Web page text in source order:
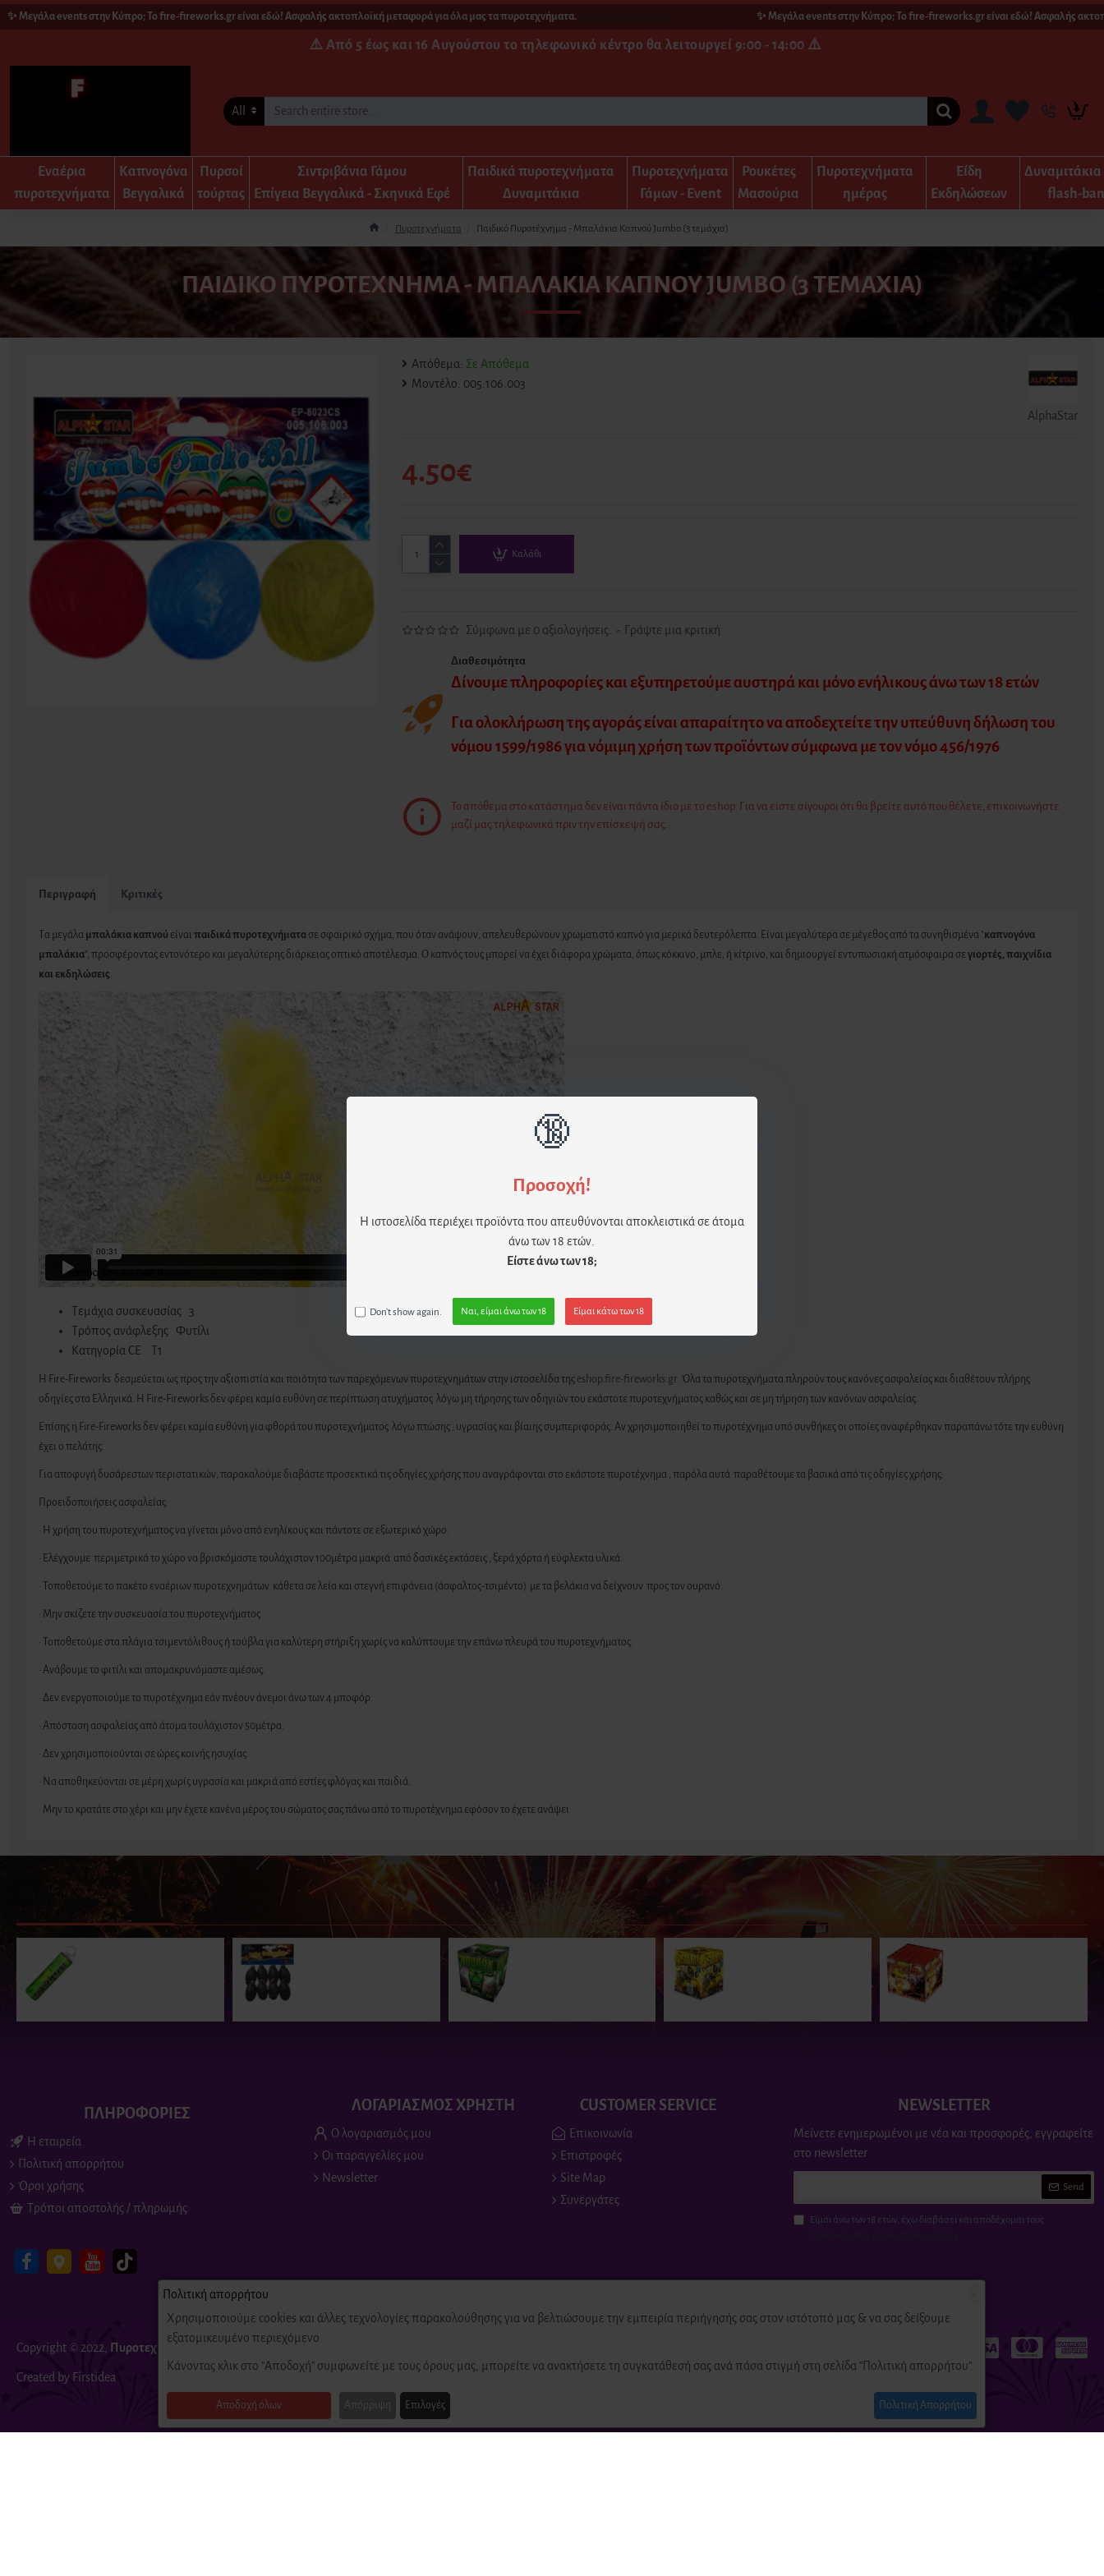
🔞
Προσοχή!
Η ιστοσελίδα περιέχει προϊόντα που απευθύνονται αποκλειστικά σε άτομα
άνω των 18 ετών.
Είστε άνω των 18;
Ναι, είμαι άνω των 18 Είμαι κάτω των 18
Don't show again.
events στην Κύπρο; Το fire-fireworks.gr είναι εδώ! Ασφαλής ακτοπλοϊκή μεταφορά για όλα μας τα πυροτεχνήματα.[ Δείτε τη διαδικασία ] ✨ Μεγάλα events στην Κύπρο; Το fire-fireworks.gr είναι εδώ! Ασφαλής
⚠️ Από 5 έως και 16 Αυγούστου το τηλεφωνικό κέντρο θα λειτουργεί 9:00 - 14:00 ⚠️
All
Εναέρια
πυροτεχνήματα
Καπνογόνα
Βεγγαλικά
Πυρσοί
τούρτας
Σιντριβάνια Γάμου
Επίγεια Βεγγαλικά - Σκηνικά Εφέ
Παιδικά πυροτεχνήματα
Δυναμιτάκια
Πυροτεχνήματα
Γάμων - Event
Ρουκέτες
Μασούρια
Πυροτεχνήματα
ημέρας
Είδη
Εκδηλώσεων
flash-
Πυροτεχνήματα Παιδικό Πυροτέχνημα - Μπαλάκια Καπνού Jumbo (3 τεμάχια)
ΠΑΙΔΙΚΌ ΠΥΡΟΤΈΧΝΗΜΑ - ΜΠΑΛΆΚΙΑ ΚΑΠΝΟΎ JUMBO (3 ΤΕΜΆΧΙΑ)
Απόθεμα: Σε Απόθεμα
Μοντέλο: 005.106.003
AlphaStar
Σύμφωνα με 0 αξιολογήσεις. - Γράψτε μια κριτική
4.50€
Καλάθι
Διαθεσιμότητα
Δίνουμε πληροφορίες και εξυπηρετούμε αυστηρά και μόνο ενήλικους άνω των 18 ετών
Για ολοκλήρωση της αγοράς είναι απαραίτητο να αποδεχτείτε την υπεύθυνη δήλωση του
νόμου 1599/1986 για νόμιμη χρήση των προϊόντων σύμφωνα με τον νόμο 456/1976
Το απόθεμα στο κατάστημα δεν είναι πάντα ίδιο με το eshop. Για να είστε σίγουροι ότι θα βρείτε αυτό που θέλετε, επικοινωνήστε
μαζί μας τηλεφωνικά πριν την επίσκεψή σας.
Περιγραφή Κριτικές
Tα μεγάλα μπαλάκια καπνού είναι παιδικά πυροτεχνήματα σε σφαιρικό σχήμα, που όταν ανάψουν, απελευθερώνουν χρωματιστό καπνό για μερικά δευτερόλεπτα. Είναι μεγαλύτερα σε μέγεθος από τα συνηθισμένα "καπνογόνα
μπαλάκια", προσφέροντας εντονότερο και μεγαλύτερης διάρκειας οπτικό αποτέλεσμα. Ο καπνός τους μπορεί να έχει διάφορα χρώματα, όπως κόκκινο, μπλε, ή κίτρινο, και δημιουργεί εντυπωσιακή ατμόσφαιρα σε γιορτές, παιχνίδια
και εκδηλώσεις.
Τεμάχια συσκευασίας 3
Τρόπος ανάφλεξης Φυτίλι
Κατηγορία CE T1
H Fire-Fireworks δεσμεύεται ως προς την αξιοπιστία και ποιότητα των παρεχόμενων πυροτεχνημάτων στην ιστοσελίδα της eshop.fire-fireworks.gr. Όλα τα πυροτεχνήματα πληρούν τους κανόνες ασφαλείας και διαθέτουν πλήρης
οδηγίες στα Ελληνικά. Η Fire-Fireworks δεν φέρει καμία ευθύνη σε περίπτωση ατυχήματος λόγω μη τήρησης των οδηγιών του εκάστοτε πυροτεχνήματος καθώς και σε μη τήρηση των κανόνων ασφαλείας.
Επίσης η Fire-Fireworks δεν φέρει καμία ευθύνη για φθορά του πυροτεχνήματος λόγω πτώσης , υγρασίας και βίαιης συμπεριφοράς. Αν χρησιμοποιηθεί το πυροτέχνημα υπό συνθήκες οι οποίες αναφέρθηκαν παραπάνω τότε την ευθύνη
έχει ο πελάτης.
Για αποφυγή δυσάρεστων περιστατικών, παρακαλούμε διαβάστε προσεκτικά τις οδηγίες χρήσης που αναγράφονται στο εκάστοτε πυροτέχνημα , παρόλα αυτά παραθέτουμε τα βασικά από τις οδηγίες χρήσης:
Προειδοποιήσεις ασφαλείας:
· Η χρήση του πυροτεχνήματος να γίνεται μόνο από ενηλίκους και πάντοτε σε εξωτερικό χώρο.
· Ελέγχουμε περιμετρικά το χώρο να βρισκόμαστε τουλάχιστον 100μέτρα μακριά από δασικές εκτάσεις , ξερά χόρτα ή εύφλεκτα υλικά.
· Τοποθετούμε το πακέτο εναέριων πυροτεχνημάτων κάθετα σε λεία και στεγνή επιφάνεια (άσφαλτος-τσιμέντο) με τα βελάκια να δείχνουν προς τον ουρανό.
· Μην σκίζετε την συσκευασία του πυροτεχνήματος
· Τοποθετούμε στα πλάγια τσιμεντόλιθους ή τούβλα για καλύτερη στήριξη χωρίς να καλύπτουμε την επάνω πλευρά του πυροτεχνήματος.
· Ανάβουμε το φιτίλι και απομακρυνόμαστε αμέσως.
· Δεν ενεργοποιούμε το πυροτέχνημα εάν πνέουν άνεμοι άνω των 4 μποφόρ.
· Απόσταση ασφαλείας από άτομα τουλάχιστον 50μέτρα.
· Δεν χρησιμοποιούνται σε ώρες κοινής ησυχίας.
· Να αποθηκεύονται σε μέρη χωρίς υγρασία και μακριά από εστίες φλόγας και παιδιά.
· Μην το κρατάτε στο χέρι και μην έχετε κανένα μέρος του σώματος σας πάνω από το πυροτέχνημα εφόσον το έχετε ανάψει
ΠΑΡΟΜΟΙΑ ΠΡΟΪΟΝΤΑ ΕΙΔΑΤΕ ΠΡΟΣΦΑΤΑ ΕΙΔΑΝ ΟΙ ΠΕΡΙΣΣΟΤΕΡΟΙ
ΠΛΗΡΟΦΟΡΙΕΣ
Η εταιρεία
Πολιτική απορρήτου
Όροι χρήσης
Τρόποι αποστολής / πληρωμής
ΛΟΓΑΡΙΑΣΜΟΣ ΧΡΗΣΤΗ
Ο λογαριασμός μου
Οι παραγγελίες μου
Newsletter
CUSTOMER SERVICE
Επικοινωνία
Επιστροφές
Site Map
Συνεργάτες
NEWSLETTER
Μείνετε ενημερωμένοι με νέα και προσφορές, εγγραφείτε
στο newsletter
Send
Είμαι άνω των 18 ετών, έχω διαβάσει και αποδέχομαι τους
Copyright © 2022, Πυροτεχνήματα Fire-Fireworks, All Rights Reserved
Created by Firstidea
Πολιτική απορρήτου
Χρησιμοποιούμε cookies και άλλες τεχνολογίες παρακολούθησης για να βελτιώσουμε την εμπειρία περιήγησής σας στον ιστότοπό μας & να σας δείξουμε
εξατομικευμένο περιεχόμενο.
Κάνοντας κλικ στο "Αποδοχή" συμφωνείτε με τους όρους μας, μπορείτε να ανακτήσετε τη συγκατάθεσή σας ανά πάσα στιγμή στη σελίδα "Πολιτική απορρήτου".
Αποδοχή όλων Απόρριψη Επιλογές Πολιτική Απορρήτου